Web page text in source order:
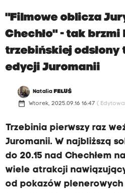
"Filmowe oblicza
Chechło" - tak brzmi
trzebińskiej odsłony
edycji Juromanii
Natalia FELUŚ
date_range Wtorek, 2025.09.16 16:47 (
Trzebinia pierwszy raz
Juromanii. W najbliższą
do 20.15 nad Chechłem
wiele atrakcji
od pokazów